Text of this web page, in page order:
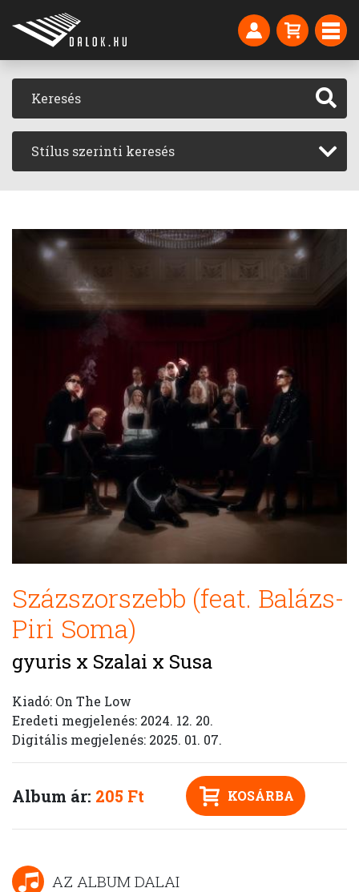
Stílus szerinti keresés
Százszorszebb (feat. Balázs-
Piri Soma)
gyuris x Szalai x Susa
Kiadó: On The Low
Eredeti megjelenés: 2024. 12. 20.
Digitális megjelenés: 2025. 01. 07.
Album ár: 205 Ft KOSÁRBA
AZ ALBUM DALAI